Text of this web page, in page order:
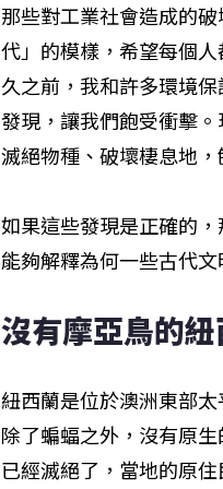
那些對工業社會造成的
代」的模樣，希望每個
久之前，我和許多環境
發現，讓我們飽受衝擊
滅絕物種、破壞棲息地
如果這些發現是正確的
能夠解釋為何一些古代
沒有摩亞鳥的
紐西蘭是位於澳洲東部
除了蝙蝠之外，沒有原
已經滅絕了，當地的原